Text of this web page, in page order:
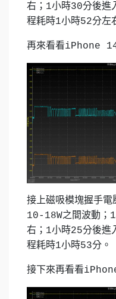
右；1小時30分後進
程耗時1小時52分左
再來看看iPhone
接上磁吸模塊握手
10-18W之間波動；
右；1小時25分後進
程耗時1小時53分。
接下來再看看